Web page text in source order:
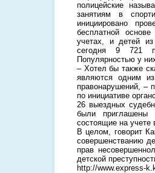
полицейские
занятиям в
инициировано
бесплатной
учетах, и детей
сегодня 9 721
Популярностью у
– Хотел бы также
являются одним
правонарушений, –
по инициативе
26 выездных
были приглашены
состоящие на учете
В целом, говорит
совершенстванию
прав
детской
http://www.express-